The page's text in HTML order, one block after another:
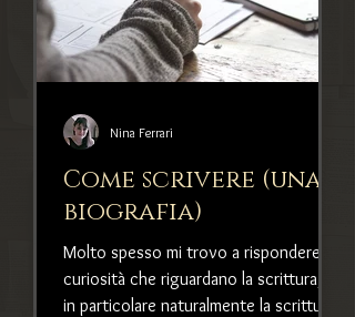
Come scrivere (una
biografia)
Molto spesso mi trovo a rispondere a
curiosità che riguardano la scrittura, e
in particolare naturalmente la scrittura
Nina Ferrari